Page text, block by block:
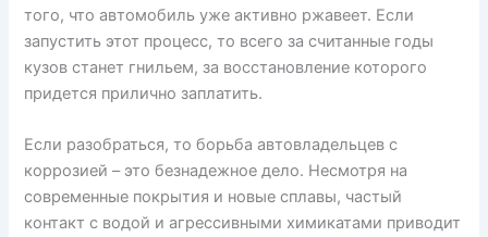
того, что автомобиль уже активно ржавеет. Если
запустить этот процесс, то всего за считанные годы
кузов станет гнильем, за восстановление которого
придется прилично заплатить.
Если разобраться, то борьба автовладельцев с
коррозией – это безнадежное дело. Несмотря на
современные покрытия и новые сплавы, частый
контакт с водой и агрессивными химикатами приводит